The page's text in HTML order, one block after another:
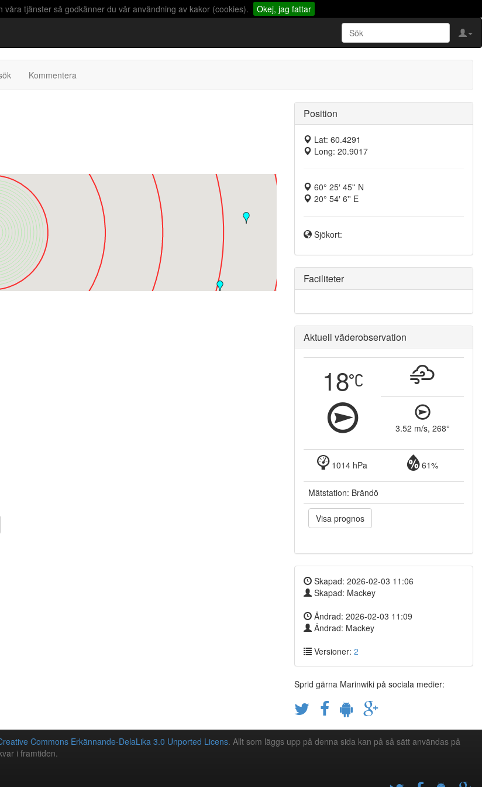
våra tjänster så godkänner du vår användning av kakor (cookies). Okej, jag fattar
Kommentera
Position
Lat: 60.4291
Long: 20.9017
60° 25′ 45'' N
20° 54′ 6'' E
Sjökort:
Faciliteter
Aktuell väderobservation
18
3.52 m/s, 268°
1014 hPa 61%
Mätstation: Brändö
Visa prognos
Skapad: 2026-02-03 11:06
Skapad: Mackey
Ändrad: 2026-02-03 11:09
Ändrad: Mackey
Versioner: 2
Sprid gärna Marinwiki på sociala medier:
Commons Erkännande-DelaLika 3.0 Unported Licens. Allt som läggs upp på denna sida kan på så sätt användas på
i framtiden.